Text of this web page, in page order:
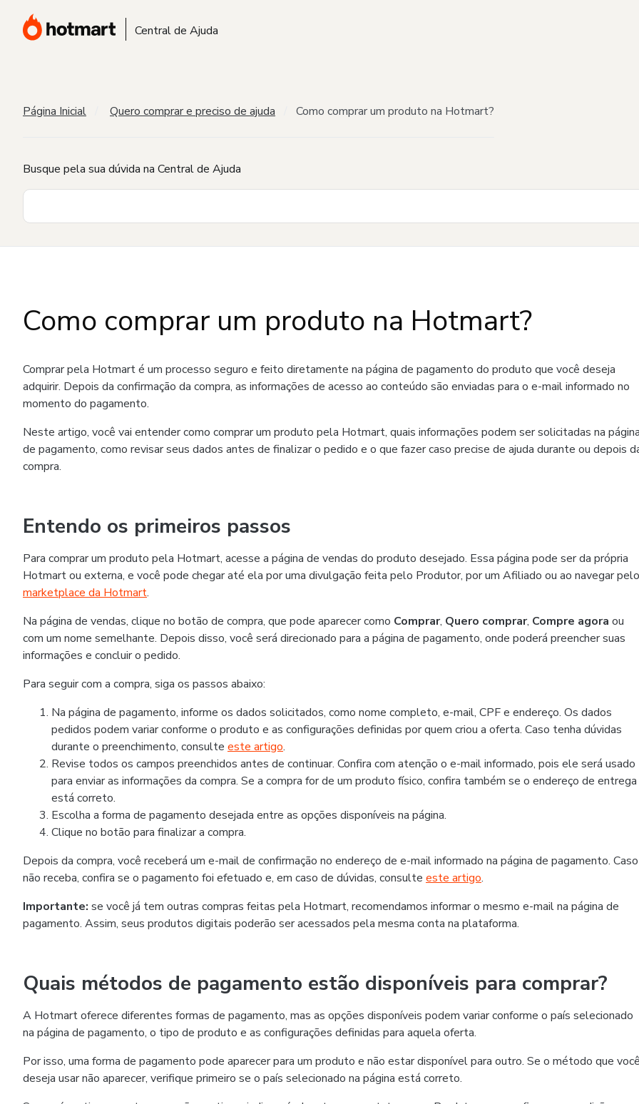
Central de Ajuda
Página Inicial Quero comprar e preciso de ajuda Como comprar um produto na Hotmart?
Busque pela sua dúvida na Central de Ajuda
Como comprar um produto na Hotmart?
Comprar pela Hotmart é um processo seguro e feito diretamente na página de pagamento do produto que você deseja
adquirir. Depois da confirmação da compra, as informações de acesso ao conteúdo são enviadas para o e-mail informado no
momento do pagamento.
Neste artigo, você vai entender como comprar um produto pela Hotmart, quais informações podem ser solicitadas na
de pagamento, como revisar seus dados antes de finalizar o pedido e o que fazer caso precise de ajuda durante ou depois
compra.
Entendo os primeiros passos
Para comprar um produto pela Hotmart, acesse a página de vendas do produto desejado. Essa página pode ser da própria
Hotmart ou externa, e você pode chegar até ela por uma divulgação feita pelo Produtor, por um Afiliado ou ao navegar pelo
marketplace da Hotmart.
Na página de vendas, clique no botão de compra, que pode aparecer como Comprar, Quero comprar, Compre agora ou
com um nome semelhante. Depois disso, você será direcionado para a página de pagamento, onde poderá preencher suas
informações e concluir o pedido.
Para seguir com a compra, siga os passos abaixo:
Na página de pagamento, informe os dados solicitados, como nome completo, e-mail, CPF e endereço. Os dados
pedidos podem variar conforme o produto e as configurações definidas por quem criou a oferta. Caso tenha dúvidas
durante o preenchimento, consulte este artigo.
Revise todos os campos preenchidos antes de continuar. Confira com atenção o e-mail informado, pois ele será usado
para enviar as informações da compra. Se a compra for de um produto físico, confira também se o endereço de entrega
está correto.
Escolha a forma de pagamento desejada entre as opções disponíveis na página.
Clique no botão para finalizar a compra.
Depois da compra, você receberá um e-mail de confirmação no endereço de e-mail informado na página de pagamento. Caso
não receba, confira se o pagamento foi efetuado e, em caso de dúvidas, consulte este artigo.
Importante: se você já tem outras compras feitas pela Hotmart, recomendamos informar o mesmo e-mail na página de
pagamento. Assim, seus produtos digitais poderão ser acessados pela mesma conta na plataforma.
Quais métodos de pagamento estão disponíveis para comprar?
A Hotmart oferece diferentes formas de pagamento, mas as opções disponíveis podem variar conforme o país selecionado
na página de pagamento, o tipo de produto e as configurações definidas para aquela oferta.
Por isso, uma forma de pagamento pode aparecer para um produto e não estar disponível para outro. Se o método que
deseja usar não aparecer, verifique primeiro se o país selecionado na página está correto.